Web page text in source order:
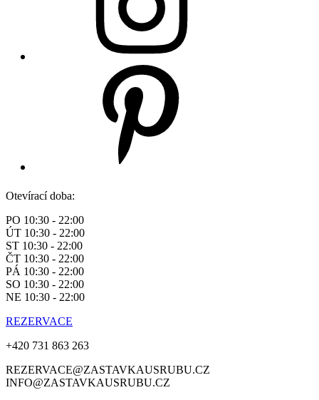
Otevírací doba:
PO 10:30 - 22:00
ÚT 10:30 - 22:00
ST 10:30 - 22:00
ČT 10:30 - 22:00
PÁ 10:30 - 22:00
SO 10:30 - 22:00
NE 10:30 - 22:00
REZERVACE
+420 731 863 263
REZERVACE@ZASTAVKAUSRUBU.CZ
INFO@ZASTAVKAUSRUBU.CZ